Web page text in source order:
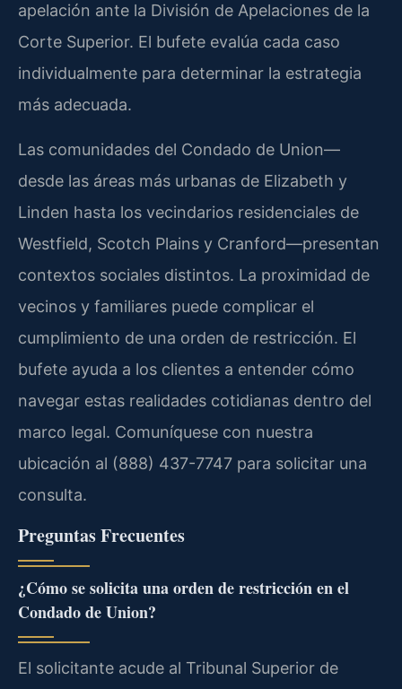
apelación ante la División de Apelaciones de la
Corte Superior. El bufete evalúa cada caso
individualmente para determinar la estrategia
más adecuada.
Las comunidades del Condado de Union—
desde las áreas más urbanas de Elizabeth y
Linden hasta los vecindarios residenciales de
Westfield, Scotch Plains y Cranford—presentan
contextos sociales distintos. La proximidad de
vecinos y familiares puede complicar el
cumplimiento de una orden de restricción. El
bufete ayuda a los clientes a entender cómo
navegar estas realidades cotidianas dentro del
marco legal. Comuníquese con nuestra
ubicación al (888) 437-7747 para solicitar una
consulta.
Preguntas Frecuentes
¿Cómo se solicita una orden de restricción en el
Condado de Union?
El solicitante acude al Tribunal Superior de